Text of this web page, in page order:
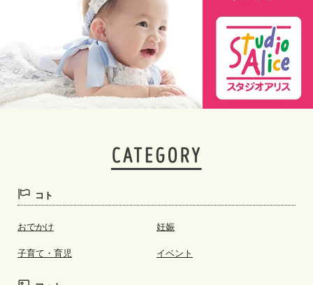
コト
おでかけ 妊娠
子育て・育児 イベント